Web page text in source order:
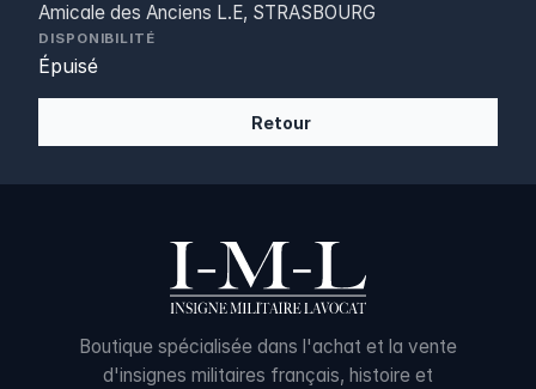
Amicale des Anciens L.E, STRASBOURG
DISPONIBILITÉ
Épuisé
Retour
Boutique spécialisée dans l'achat et la vente
d'insignes militaires français, histoire et